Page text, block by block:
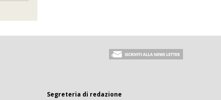
Segreteria di redazione